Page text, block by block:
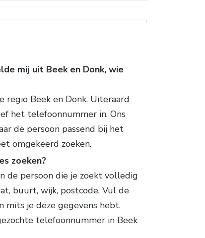
mij uit Beek en Donk, wie
Beek en Donk. Uiteraard
het telefoonnummer in. Ons
de persoon passend bij het
omgekeerd zoeken.
zoeken?
de persoon die je zoekt volledig
buurt, wijk, postcode. Vul de
mits je deze gegevens hebt.
telefoonnummer in Beek